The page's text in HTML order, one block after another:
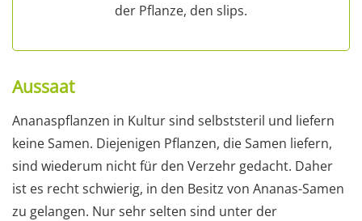
der Pflanze, den slips.
Aussaat
Ananaspflanzen in Kultur sind selbststeril und liefern
keine Samen. Diejenigen Pflanzen, die Samen liefern,
sind wiederum nicht für den Verzehr gedacht. Daher
ist es recht schwierig, in den Besitz von Ananas-Samen
zu gelangen. Nur sehr selten sind unter der